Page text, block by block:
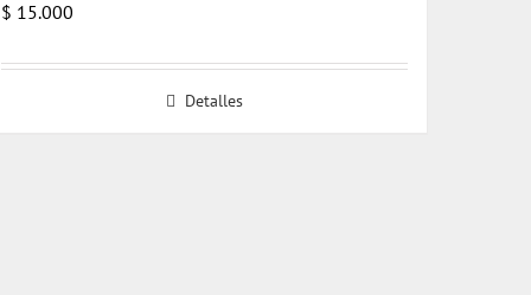
$ 15.000
Detalles